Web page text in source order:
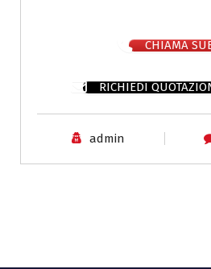
CHIAMA
RICHIEDI
admin